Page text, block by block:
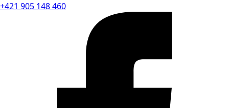
+421 905 148 460